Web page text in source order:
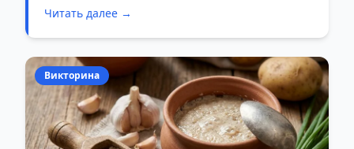
Читать далее →
Викторина